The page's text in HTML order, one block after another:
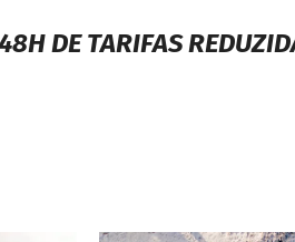
DE TARIFAS